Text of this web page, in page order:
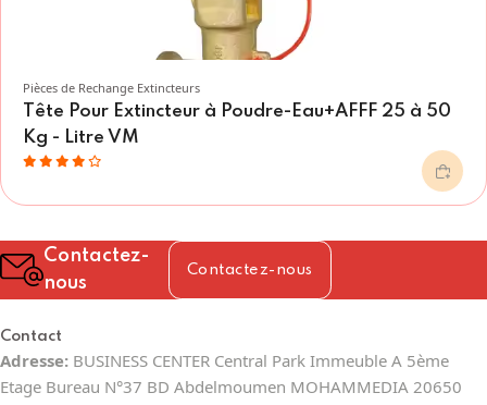
Pièces de Rechange Extincteurs
Tête Pour Extincteur à Poudre-Eau+AFFF 25 à 50
Kg - Litre VM
Contactez-
nous
Contactez-nous
Contact
Adresse: BUSINESS CENTER Central Park Immeuble A 5ème
Etage Bureau N°37 BD Abdelmoumen MOHAMMEDIA 20650